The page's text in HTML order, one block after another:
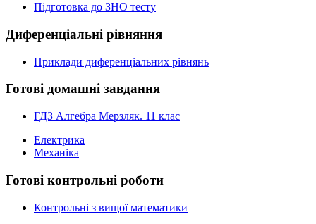
Підготовка до ЗНО тесту
Диференціальні рівняння
Приклади диференціальних рівнянь
Готові домашні завдання
ГДЗ Алгебра Мерзляк. 11 клас
Електрика
Механіка
Готові контрольні роботи
Контрольні з вищої математики